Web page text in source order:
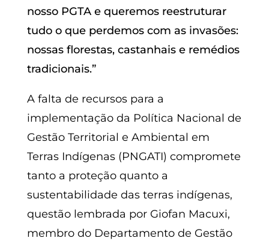
nosso PGTA e queremos reestruturar
tudo o que perdemos com as invasões:
nossas florestas, castanhais e remédios
tradicionais.”
A falta de recursos para a
implementação da Política Nacional de
Gestão Territorial e Ambiental em
Terras Indígenas (PNGATI) compromete
tanto a proteção quanto a
sustentabilidade das terras indígenas,
questão lembrada por Giofan Macuxi,
membro do Departamento de Gestão